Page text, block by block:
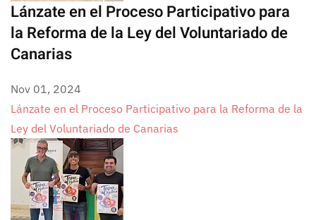
Lánzate en el Proceso Participativo para
la Reforma de la Ley del Voluntariado de
Canarias
Nov 01, 2024
Lánzate en el Proceso Participativo para la Reforma de la
Ley del Voluntariado de Canarias